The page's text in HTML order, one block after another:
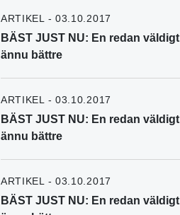
ARTIKEL - 03.10.2017
BÄST JUST NU: En redan
ännu bättre
ARTIKEL - 03.10.2017
BÄST JUST NU: En redan
ännu bättre
ARTIKEL - 03.10.2017
BÄST JUST NU: En redan